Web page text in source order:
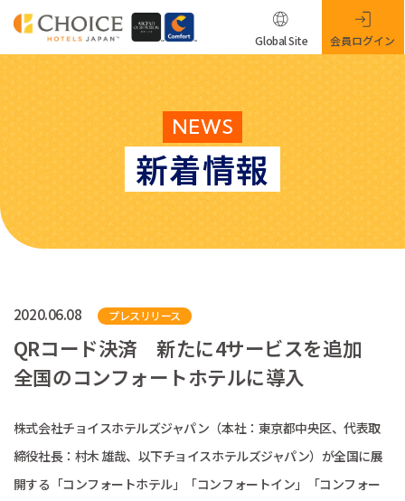
NEWS
新着情報
Global Site 会員ログイン
2020.06.08 プレスリリース
QRコード決済 新たに4サービスを追加
全国のコンフォートホテルに導入
株式会社チョイスホテルズジャパン（本社：東京都中央区、代表取
締役社長：村木 雄哉、以下チョイスホテルズジャパン）が全国に展
開する「コンフォートホテル」「コンフォートイン」「コンフォー